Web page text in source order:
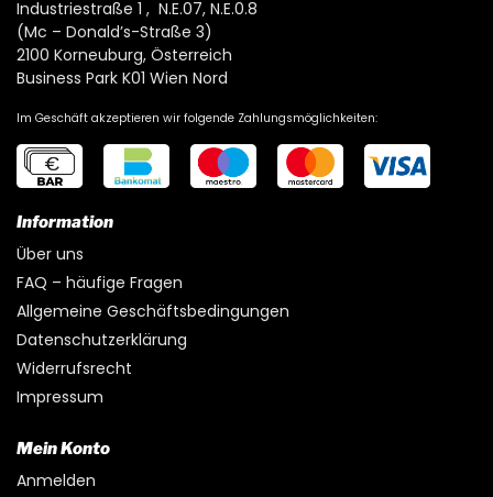
Industriestraße 1 , N.E.07, N.E.0.8
(Mc – Donald’s-Straße 3)
2100 Korneuburg, Österreich
Business Park K01 Wien Nord
Im Geschäft akzeptieren wir folgende Zahlungsmöglichkeiten:
Information
Über uns
FAQ – häufige Fragen
Allgemeine Geschäftsbedingungen
Datenschutzerklärung
Widerrufsrecht
Impressum
Mein Konto
Anmelden